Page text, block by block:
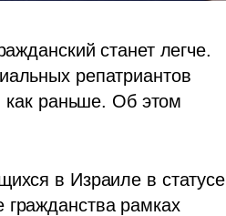
станет легче.
репатриантов
как раньше. Об этом
в Израиле в статусе
рамках